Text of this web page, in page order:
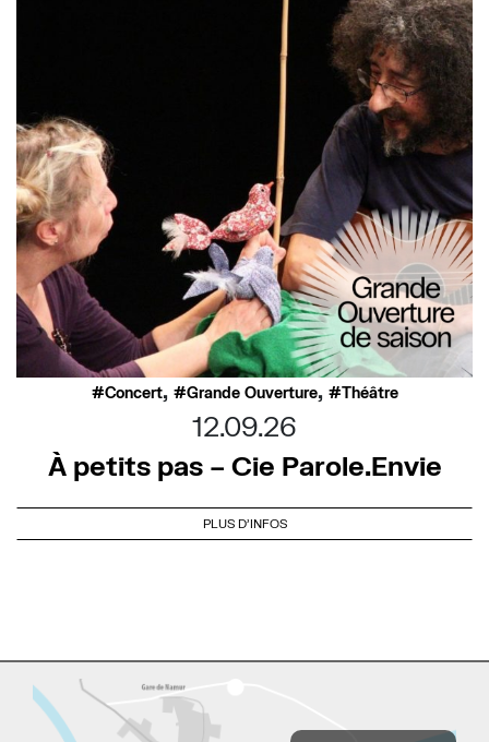
Concert, Grande Ouverture, Théâtre
12.09.26
À petits pas – Cie Parole.Envie
PLUS D'INFOS